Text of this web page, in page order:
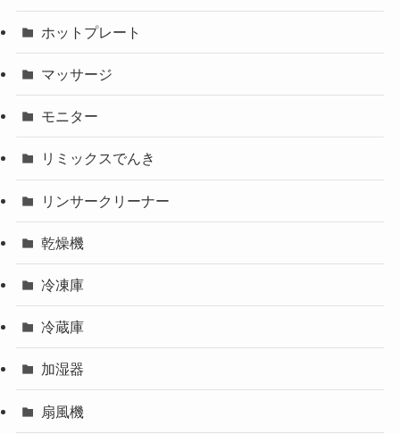
ホットプレート
マッサージ
モニター
リミックスでんき
リンサークリーナー
乾燥機
冷凍庫
冷蔵庫
加湿器
扇風機